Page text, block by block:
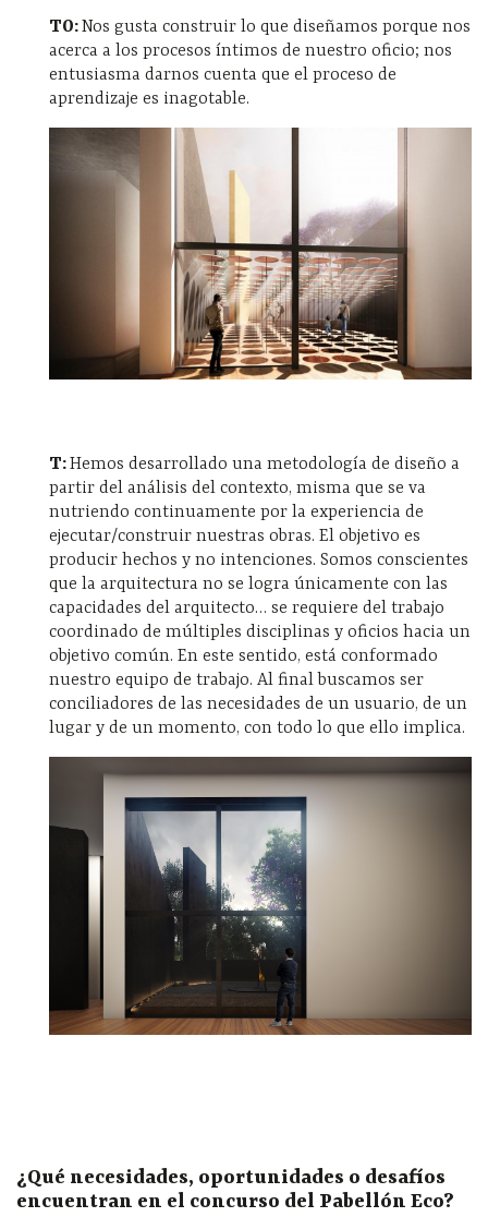
TO:Nos gusta construir lo que diseñamos porque nos
acerca a los procesos íntimos de nuestro oficio; nos
entusiasma darnos cuenta que el proceso de
aprendizaje es inagotable.
T:Hemos desarrollado una metodología de diseño a
partir del análisis del contexto, misma que se va
nutriendo continuamente por la experiencia de
ejecutar/construir nuestras obras. El objetivo es
producir hechos y no intenciones. Somos conscientes
que la arquitectura no se logra únicamente con las
capacidades del arquitecto… se requiere del trabajo
coordinado de múltiples disciplinas y oficios hacia un
objetivo común. En este sentido, está conformado
nuestro equipo de trabajo. Al final buscamos ser
conciliadores de las necesidades de un usuario, de un
lugar y de un momento, con todo lo que ello implica.
¿Qué necesidades, oportunidades o desafíos
encuentran en el concurso del Pabellón Eco?